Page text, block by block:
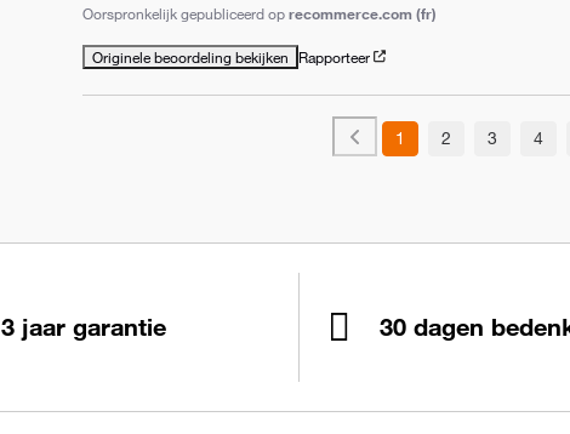
Oorspronkelijk gepubliceerd oprecommerce.com (fr)
Originele beoordeling bekijken Rapporteer
1 2 3 4
3 jaar garantie 30 dagen